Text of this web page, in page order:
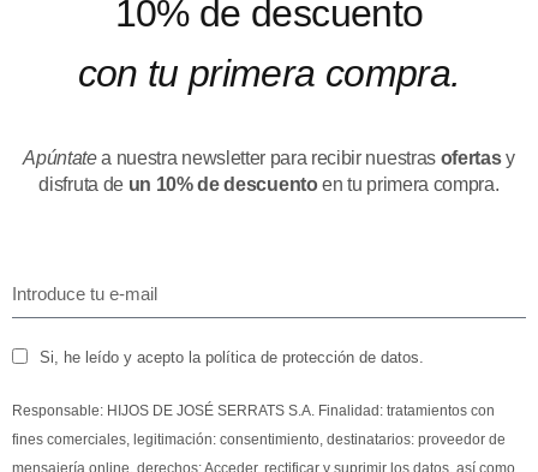
10% de descuento
con tu primera compra.
Apúntatea nuestra newsletter para recibir nuestras ofertasy
disfruta de un 10% de descuentoen tu primera compra.
Si, he leído y acepto la política de protección de datos.
Responsable: HIJOS DE JOSÉ SERRATS S.A. Finalidad: tratamientos con
fines comerciales, legitimación: consentimiento, destinatarios: proveedor de
mensajería online, derechos: Acceder, rectificar y suprimir los datos, así como